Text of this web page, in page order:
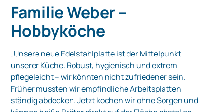
Familie Weber –
Hobbyköche
„Unsere neue Edelstahlplatte ist der Mittelpunkt
unserer Küche. Robust, hygienisch und extrem
pflegeleicht – wir könnten nicht zufriedener sein.
Früher mussten wir empfindliche Arbeitsplatten
ständig abdecken. Jetzt kochen wir ohne Sorgen und